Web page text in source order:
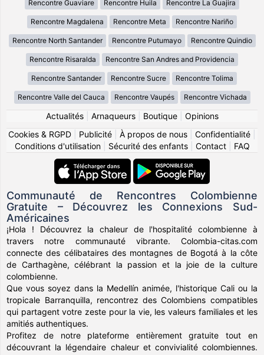
Rencontre Guaviare Rencontre Huila Rencontre La Guajira
Rencontre Magdalena Rencontre Meta Rencontre Nariño
Rencontre North Santander Rencontre Putumayo Rencontre Quindio
Rencontre Risaralda Rencontre San Andres and Providencia
Rencontre Santander Rencontre Sucre Rencontre Tolima
Rencontre Valle del Cauca Rencontre Vaupés Rencontre Vichada
Actualités| Arnaqueurs| Boutique| Opinions
Cookies & RGPD
Publicité À propos de nous Confidentialité
Conditions d'utilisation| Sécurité des enfants| Contact| FAQ
Communauté de Rencontres Colombienne
Gratuite – Découvrez les Connexions Sud-
Américaines
¡Hola ! Découvrez la chaleur de l'hospitalité colombienne à
travers notre communauté vibrante. Colombia-citas.com
connecte des célibataires des montagnes de Bogotá à la côte
de Carthagène, célébrant la passion et la joie de la culture
colombienne.
Que vous soyez dans la Medellín animée, l'historique Cali ou la
tropicale Barranquilla, rencontrez des Colombiens compatibles
qui partagent votre zeste pour la vie, les valeurs familiales et les
amitiés authentiques.
Profitez de notre plateforme entièrement gratuite tout en
découvrant la légendaire chaleur et convivialité colombiennes.